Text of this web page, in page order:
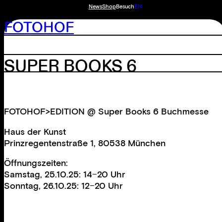
NewsShopBesuchEN
FOTOHOF
SUPER BOOKS 6
FOTOHOF>EDITION @ Super Books 6 Buchmesse
Haus der Kunst
Prinzregentenstraße 1, 80538 München
Öffnungszeiten:
Samstag, 25.10.25: 14−20 Uhr
Sonntag, 26.10.25: 12−20 Uhr